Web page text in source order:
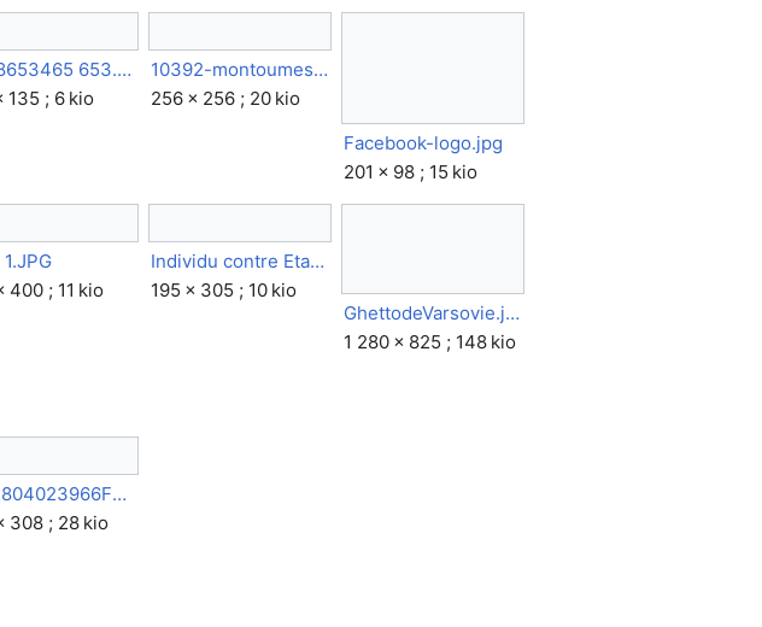
L8118653465 653.jpg
135 ; 6 kio
10392-montoumes-JoBook1.png
256 × 256 ; 20 kio
Facebook-logo.jpg
201 × 98 ; 15 kio
400 ; 11 kio
Individu contre Etat L50.gif
195 × 305 ; 10 kio
GhettodeVarsovie.jpg
1 280 × 825 ; 148 kio
9782804023966FS.gif
308 ; 28 kio